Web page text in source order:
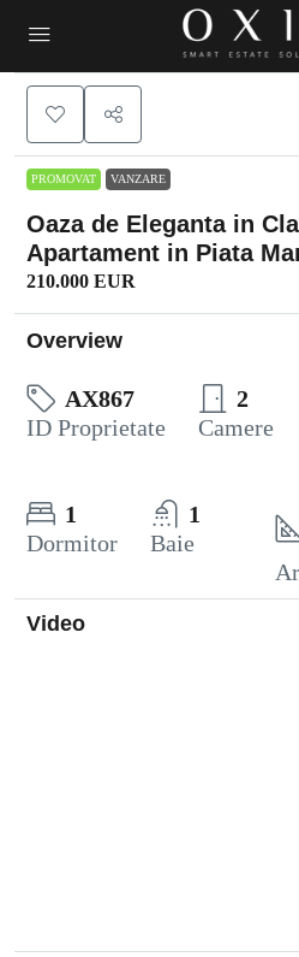
PROMOVAT VANZARE
Oaza de Eleganta in
Apartament in Piata
210.000 EUR
Overview
AX867
ID Proprietate
2
Camere
1
Dormitor
1
Baie
Video